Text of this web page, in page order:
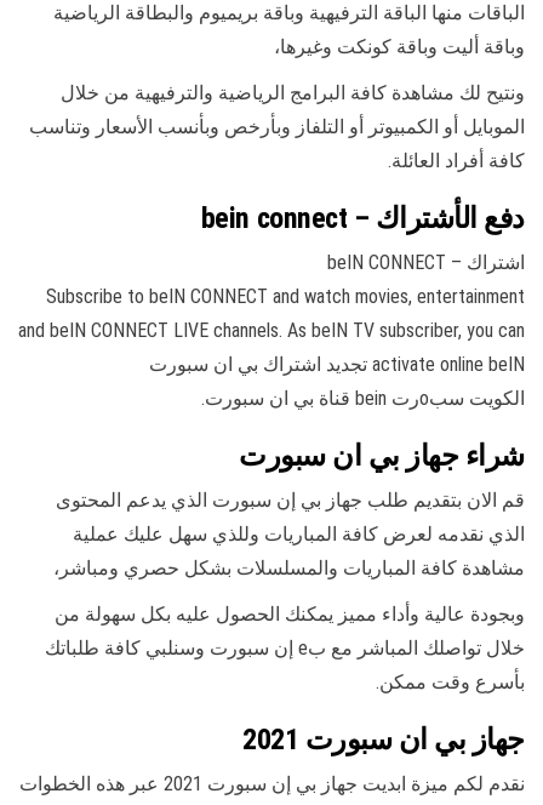
الباقات منها الباقة الترفيهية وباقة بريميوم والبطاقة الرياضية
وباقة أليت وباقة كونكت وغيرها،
ونتيح لك مشاهدة كافة البرامج الرياضية والترفيهية من خلال
الموبايل أو الكمبيوتر أو التلفاز وبأرخص وبأنسب الأسعار وتناسب
كافة أفراد العائلة.
دفع الأشتراك – bein connect
اشتراك – beIN CONNECT
Subscribe to beIN CONNECT and watch movies, entertainment
and beIN CONNECT LIVE channels. As beIN TV subscriber, you can
activate online beIN تجديد اشتراك بي ان سبورت
الكويت سبoرت bein قناة بي ان سبورت.
شراء جهاز بي ان سبورت
قم الان بتقديم طلب جهاز بي إن سبورت الذي يدعم المحتوى
الذي نقدمه لعرض كافة المباريات وللذي سهل عليك عملية
مشاهدة كافة المباريات والمسلسلات بشكل حصري ومباشر،
وبجودة عالية وأداء مميز يمكنك الحصول عليه بكل سهولة من
خلال تواصلك المباشر مع بe إن سبورت وسنلبي كافة طلباتك
بأسرع وقت ممكن.
جهاز بي ان سبورت 2021
نقدم لكم ميزة ابديت جهاز بي إن سبورت 2021 عبر هذه الخطوات